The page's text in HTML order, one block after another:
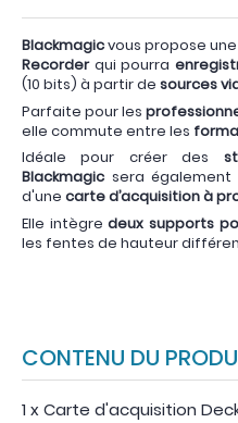
Blackmagicvous propose une
Recorderqui pourra
(10 bits) à partir de sources
Parfaite pour les
elle commute entre les
Idéale pour créer des
Blackmagic sera également
d'une carte d’acquisition à
Elle intègredeux supports
les fentes de hauteur
CONTENU DU
1 x Carte d'acquisition